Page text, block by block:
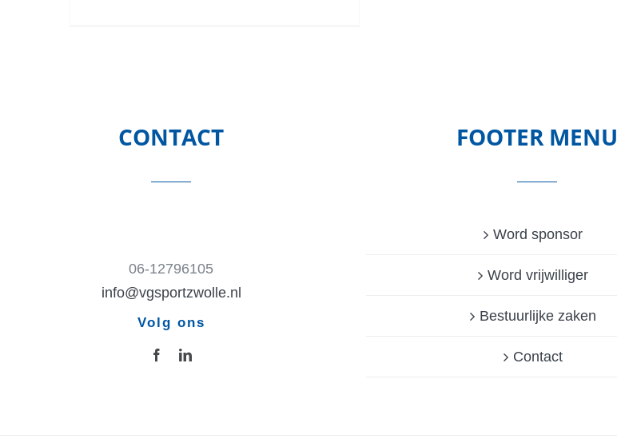
CONTACT
06-12796105
info@vgsportzwolle.nl
Volg ons
FOOTER MENU
Word sponsor
Word vrijwilliger
Bestuurlijke zaken
Contact